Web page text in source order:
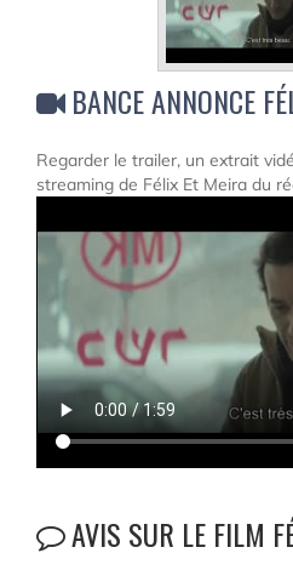
BANCE ANNONCE
Regarder le trailer, un extrait
streaming de Félix Et Meira du
AVIS SUR LE FILM